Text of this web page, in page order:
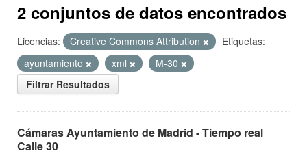
2 conjuntos de datos encontrados
Licencias: Creative Commons Attribution
Etiquetas:
ayuntamiento
xml
M-30
Filtrar Resultados
Cámaras Ayuntamiento de Madrid - Tiempo real
Calle 30